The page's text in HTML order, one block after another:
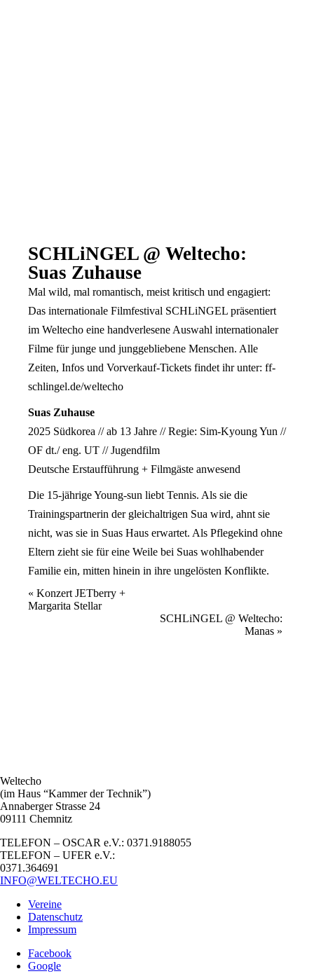
SCHLiNGEL @ Weltecho:
Suas Zuhause
Mal wild, mal romantisch, meist kritisch und engagiert:
Das internationale Filmfestival SCHLiNGEL präsentiert
im Weltecho eine handverlesene Auswahl internationaler
Filme für junge und junggebliebene Menschen. Alle
Zeiten, Infos und Vorverkauf-Tickets findet ihr unter: ff-
schlingel.de/weltecho
Suas Zuhause
2025 Südkorea // ab 13 Jahre // Regie: Sim-Kyoung Yun //
OF dt./ eng. UT // Jugendfilm
Deutsche Erstaufführung + Filmgäste anwesend
Die 15-jährige Young-sun liebt Tennis. Als sie die
Trainingspartnerin der gleichaltrigen Sua wird, ahnt sie
nicht, was sie in Suas Haus erwartet. Als Pflegekind ohne
Eltern zieht sie für eine Weile bei Suas wohlhabender
Familie ein, mitten hinein in ihre ungelösten Konflikte.
Veranstaltung
Navigation
« Konzert JETberry +
Margarita Stellar
SCHLiNGEL @ Weltecho:
Manas »
Weltecho
(im Haus “Kammer der Technik”)
Annaberger Strasse 24
09111 Chemnitz
TELEFON – OSCAR e.V.: 0371.9188055
TELEFON – UFER e.V.:
0371.364691
INFO@WELTECHO.EU
Vereine
Datenschutz
Impressum
Facebook
Google